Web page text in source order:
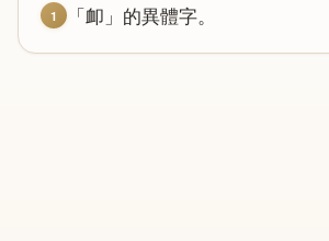
1 「卹」的異體字。